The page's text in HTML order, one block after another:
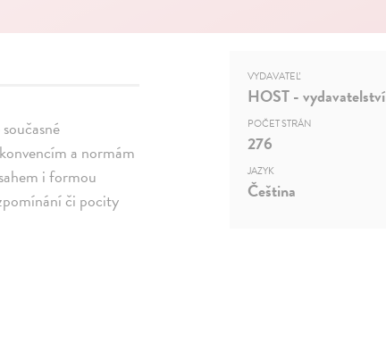
a normám
i formou
či pocity
VYDAVATEĽ
HOST - vydavatelství
POČET STRÁN
276
JAZYK
Čeština